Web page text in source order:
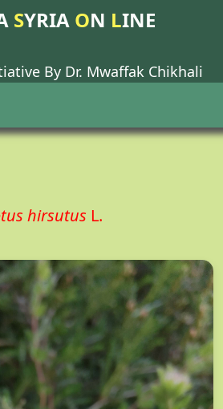
SYRIA ON LINE
By Dr. Mwaffak Chikhali
hirsutus L.